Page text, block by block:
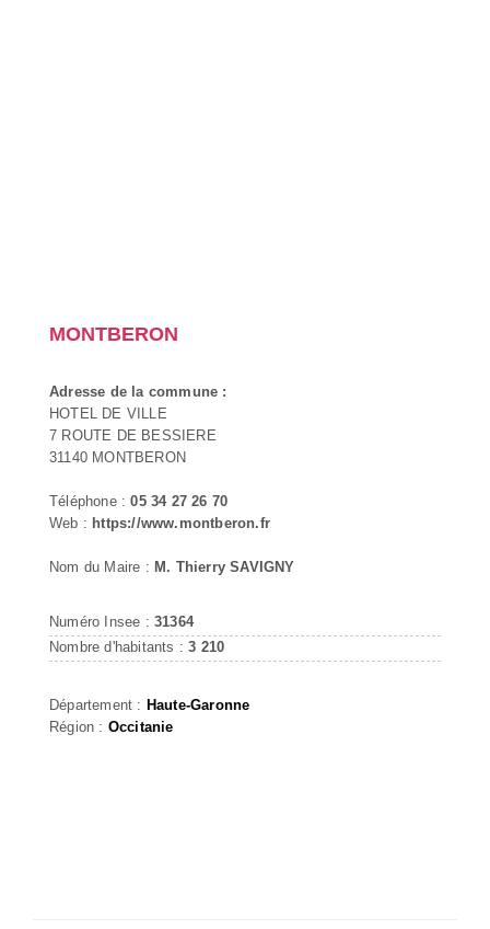
MONTBERON
Adresse de la commune :
HOTEL DE VILLE
7 ROUTE DE BESSIERE
31140 MONTBERON
Téléphone :05 34 27 26 70
Web : https://www.montberon.fr
Nom du Maire : M. Thierry SAVIGNY
Numéro Insee : 31364
Nombre d'habitants :3 210
Département : Haute-Garonne
Région : Occitanie